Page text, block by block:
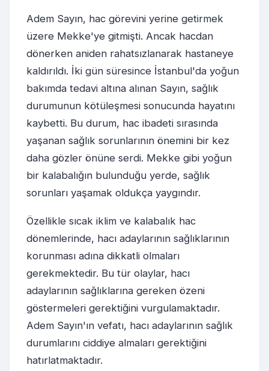
Adem Sayın, hac görevini yerine getirmek
üzere Mekke'ye gitmişti. Ancak hacdan
dönerken aniden rahatsızlanarak hastaneye
kaldırıldı. İki gün süresince İstanbul'da yoğun
bakımda tedavi altına alınan Sayın, sağlık
durumunun kötüleşmesi sonucunda hayatını
kaybetti. Bu durum, hac ibadeti sırasında
yaşanan sağlık sorunlarının önemini bir kez
daha gözler önüne serdi. Mekke gibi yoğun
bir kalabalığın bulunduğu yerde, sağlık
sorunları yaşamak oldukça yaygındır.
Özellikle sıcak iklim ve kalabalık hac
dönemlerinde, hacı adaylarının sağlıklarının
korunması adına dikkatli olmaları
gerekmektedir. Bu tür olaylar, hacı
adaylarının sağlıklarına gereken özeni
göstermeleri gerektiğini vurgulamaktadır.
Adem Sayın'ın vefatı, hacı adaylarının sağlık
durumlarını ciddiye almaları gerektiğini
hatırlatmaktadır.